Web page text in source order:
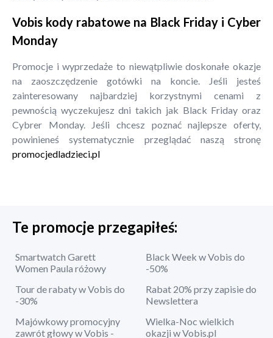
Vobis kody rabatowe na Black Friday i Cyber
Monday
Promocje i wyprzedaże to niewątpliwie doskonałe okazje
na zaoszczędzenie gotówki na koncie. Jeśli jesteś
zainteresowany najbardziej korzystnymi cenami z
pewnością wyczekujesz dni takich jak Black Friday oraz
Cybrer Monday. Jeśli chcesz poznać najlepsze oferty,
powinieneś systematycznie przeglądać naszą stronę
promocjedladzieci.pl
Te promocje przegapiłeś:
Smartwatch Garett
Women Paula różowy
Black Week w Vobis do
-50%
Tour de rabaty w Vobis do
-30%
Rabat 20% przy zapisie do
Newslettera
Majówkowy promocyjny
zawrót głowy w Vobis -
Wielka-Noc wielkich
okazji w Vobis.pl